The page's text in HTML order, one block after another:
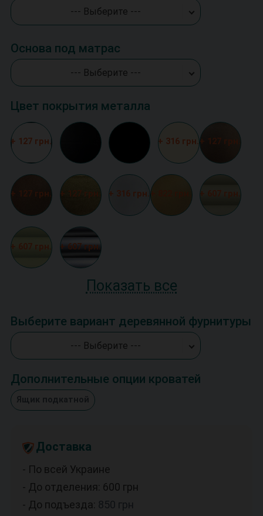
--- Выберите ---
Основа под матрас
--- Выберите ---
Цвет покрытия металла
+ 127 грн. + 316 грн.+ 127 грн.
+ 127 грн. + 127 грн. + 316 грн.+ 822 грн. + 607 грн.
+ 607 грн. + 607 грн.
Показать все
Выберите вариант деревянной фурнитуры
--- Выберите ---
Дополнительные опции кроватей
Ящик подкатной
Доставка
- По всей Украине
- До отделения: 600 грн
- До подъезда: 850 грн